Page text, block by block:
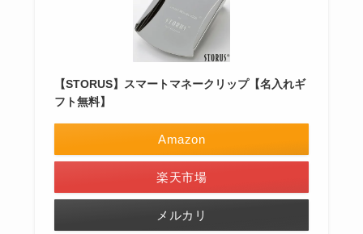
【STORUS】スマートマネークリップ【名入れギ
フト無料】
Amazon
楽天市場
メルカリ